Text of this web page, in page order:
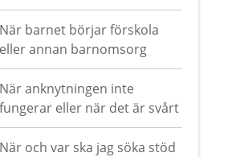
När barnet börjar förskola
eller annan barnomsorg
När anknytningen inte
fungerar eller när det är svårt
När och var ska jag söka stöd